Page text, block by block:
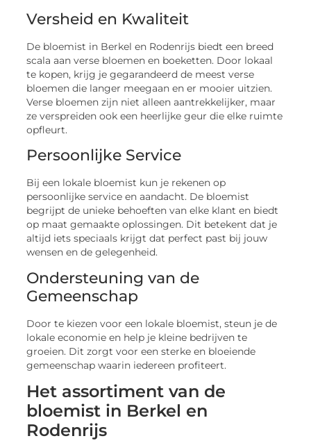
Versheid en Kwaliteit
De bloemist in Berkel en Rodenrijs biedt een breed
scala aan verse bloemen en boeketten. Door lokaal
te kopen, krijg je gegarandeerd de meest verse
bloemen die langer meegaan en er mooier uitzien.
Verse bloemen zijn niet alleen aantrekkelijker, maar
ze verspreiden ook een heerlijke geur die elke ruimte
opfleurt.
Persoonlijke Service
Bij een lokale bloemist kun je rekenen op
persoonlijke service en aandacht. De bloemist
begrijpt de unieke behoeften van elke klant en biedt
op maat gemaakte oplossingen. Dit betekent dat je
altijd iets speciaals krijgt dat perfect past bij jouw
wensen en de gelegenheid.
Ondersteuning van de
Gemeenschap
Door te kiezen voor een lokale bloemist, steun je de
lokale economie en help je kleine bedrijven te
groeien. Dit zorgt voor een sterke en bloeiende
gemeenschap waarin iedereen profiteert.
Het assortiment van de
bloemist in Berkel en
Rodenrijs